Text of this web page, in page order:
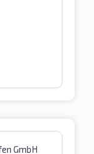
GmbH